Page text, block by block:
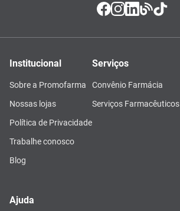
Institucional
Sobre a Promofarma
Nossas lojas
Política de Privacidade
Trabalhe conosco
Blog
Serviços
Convênio Farmácia
Serviços Farmacêuticos
Ajuda